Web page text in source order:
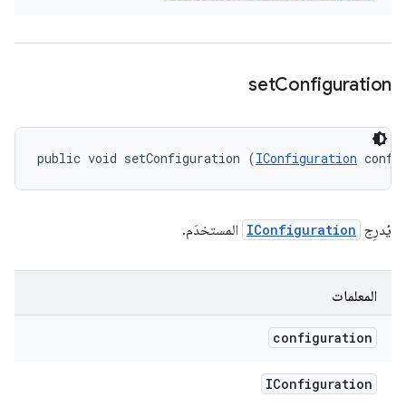
setConfiguration
public void setConfiguration (IConfiguration
يُدرِج IConfiguration المستخدَم.
المعلمات
configuration
IConfiguration